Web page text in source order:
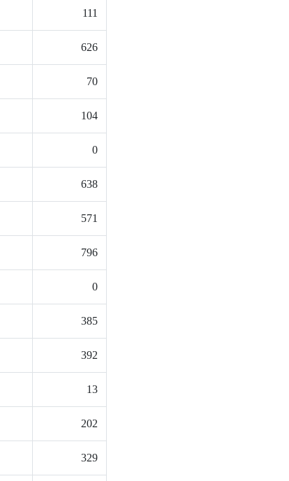
111
626
70
104
0
638
571
796
0
385
392
13
202
329